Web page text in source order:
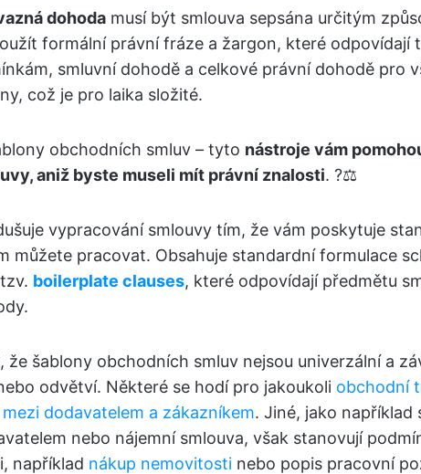
dohoda musí být smlouva sepsána určitým
formální právní fráze a žargon, které odpovídají
smluvní dohodě a celkové právní dohodě pro
což je pro laika složité.
obchodních smluv – tyto nástroje vám
aniž byste museli mít právní znalosti. ?‍⚖️
vypracování smlouvy tím, že vám poskytuje
můžete pracovat. Obsahuje standardní formulace
boilerplate clauses, které odpovídají předmětu
že šablony obchodních smluv nejsou univerzální a
odvětví. Některé se hodí pro jakoukoli obchodní
dodavatelem a zákazníkem. Jiné, jako například
nebo nájemní smlouva, však stanovují
například nákup nemovitosti nebo popis pracovní